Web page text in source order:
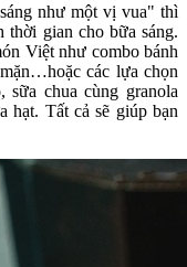
như một vị vua" thì
thời gian cho bữa sáng.
Việt như combo bánh
các lựa chọn
sữa chua cùng granola
hạt. Tất cả sẽ giúp bạn